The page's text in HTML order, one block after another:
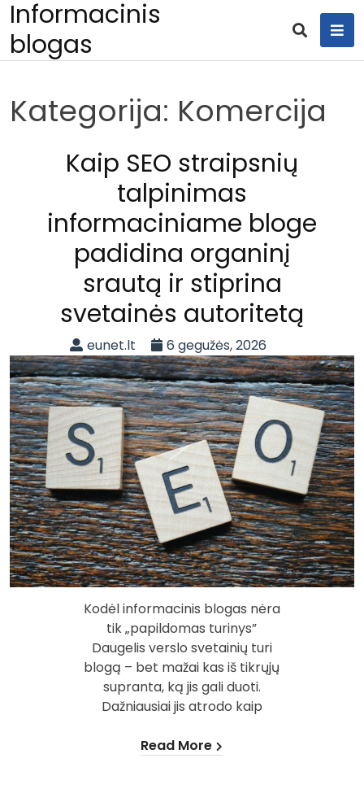
Skip
to
content
Informacinis
blogas
Kategorija: Komercija
Kaip SEO straipsnių
talpinimas
informaciniame bloge
padidina organinį
srautą ir stiprina
svetainės autoritetą
eunet.lt 6 gegužės, 2026
Kodėl informacinis blogas nėra
tik „papildomas turinys”
Daugelis verslo svetainių turi
blogą – bet mažai kas iš tikrųjų
supranta, ką jis gali duoti.
Dažniausiai jis atrodo kaip
Read More